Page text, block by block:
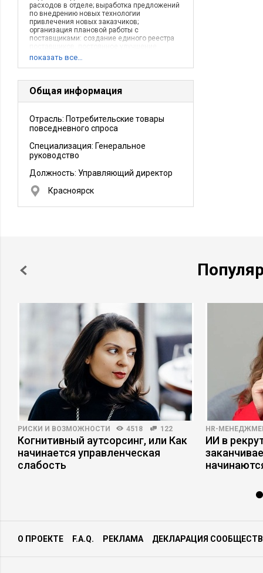
расходов в отделе; выработка предложений
по внедрению новых технологии
привлечения новых заказчиков;
организация плановой работы с
поставщиками: создание единого реестра
условий работы с имеющимися, поиск
Производственно-торговая компания- по
упаковке- изготовлению- доставки
(пакетовплатиковой посуды.....)- под заказ
(на Ваш вкус)И многое другое!
показать все…
Общая информация
Отрасль: Потребительские товары
повседневного спроса
Специализация: Генеральное
руководство
Должность: Управляющий директор
Красноярск
РИСКИ И ВОЗМОЖНОСТИ 4518 122
Когнитивный аутсорсинг, или Как
начинается управленческая
слабость
HR-
ИИ в
О ПРОЕКТЕ F.A.Q. РЕКЛАМА ДЕКЛАРАЦИЯ